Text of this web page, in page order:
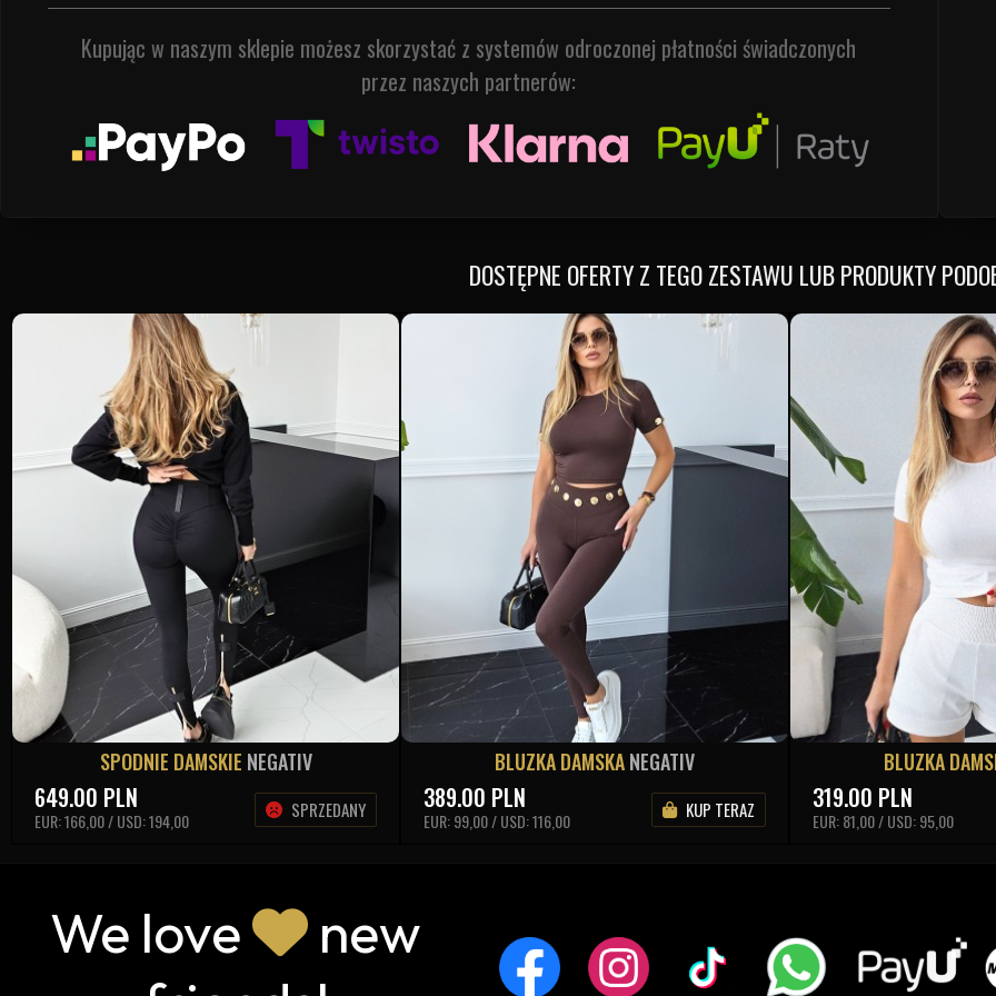
Kupując w naszym sklepie możesz skorzystać z systemów odroczonej płatności świadczonych
przez naszych partnerów:
DOSTĘPNE OFERTY Z TEGO ZESTAWU LUB PRODUKTY
SPODNIE DAMSKIE NEGATIV
649.00 PLN
EUR: 166,00 / USD: 194,00 SPRZEDANY
BLUZKA DAMSKANEGATIV
389.00 PLN
EUR: 99,00 / USD: 116,00 KUP TERAZ
BLUZKA
319.00 PLN
EUR: 81,00 / USD: 95,00
We love
new